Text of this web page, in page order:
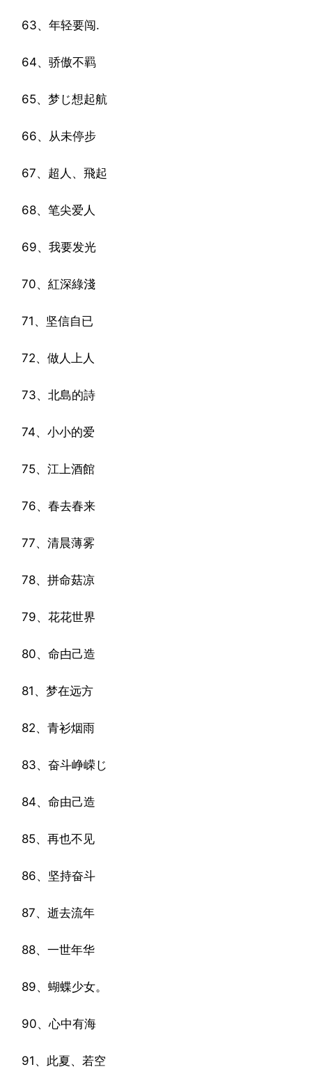
63、年轻要闯.
64、骄傲不羁
65、梦じ想起航
66、从未停步
67、超人、飛起
68、笔尖爱人
69、我要发光
70、紅深綠淺
71、坚信自已
72、做人上人
73、北島的詩
74、小小的爱
75、江上酒館
76、春去春来
77、清晨薄雾
78、拼命菇凉
79、花花世界
80、命甴己造
81、梦在远方
82、青衫烟雨
83、奋斗峥嵘じ
84、命由己造
85、再也不见
86、坚持奋斗
87、逝去流年
88、一世年华
89、蝴蝶少女。
90、心中有海
91、此夏、若空